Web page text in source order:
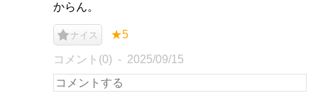
からん。
ナイス ★5
コメント(0) 2025/09/15